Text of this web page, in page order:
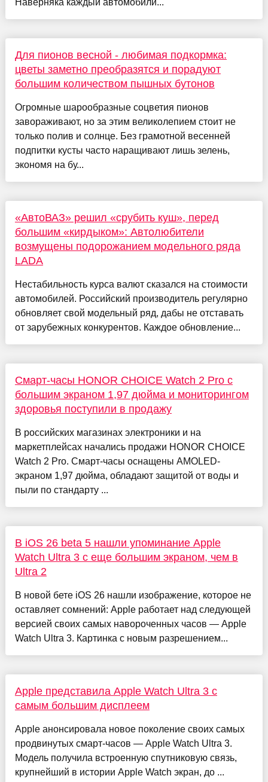
Наверняка каждый автомобили...
Для пионов весной - любимая подкормка:
цветы заметно преобразятся и порадуют
большим количеством пышных бутонов
Огромные шарообразные соцветия пионов
завораживают, но за этим великолепием стоит не
только полив и солнце. Без грамотной весенней
подпитки кусты часто наращивают лишь зелень,
экономя на бу...
«АвтоВАЗ» решил «срубить куш», перед
большим «кирдыком»: Автолюбители
возмущены подорожанием модельного ряда
LADA
Нестабильность курса валют сказался на стоимости
автомобилей. Российский производитель регулярно
обновляет свой модельный ряд, дабы не отставать
от зарубежных конкурентов. Каждое обновление...
Смарт-часы HONOR CHOICE Watch 2 Pro с
большим экраном 1,97 дюйма и мониторингом
здоровья поступили в продажу
В российских магазинах электроники и на
маркетплейсах начались продажи HONOR CHOICE
Watch 2 Pro. Смарт-часы оснащены AMOLED-
экраном 1,97 дюйма, обладают защитой от воды и
пыли по стандарту ...
В iOS 26 beta 5 нашли упоминание Apple
Watch Ultra 3 с еще большим экраном, чем в
Ultra 2
В новой бете iOS 26 нашли изображение, которое не
оставляет сомнений: Apple работает над следующей
версией своих самых навороченных часов — Apple
Watch Ultra 3. Картинка с новым разрешением...
Apple представила Apple Watch Ultra 3 с
самым большим дисплеем
Apple анонсировала новое поколение своих самых
продвинутых смарт-часов — Apple Watch Ultra 3.
Модель получила встроенную спутниковую связь,
крупнейший в истории Apple Watch экран, до ...